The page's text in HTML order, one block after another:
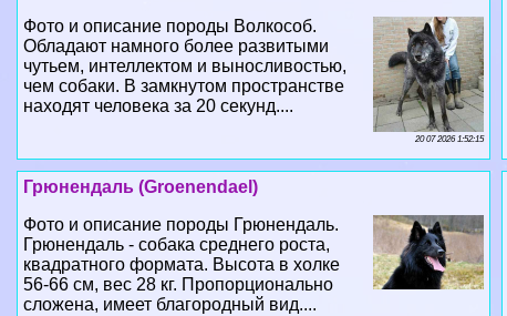
Фото и описание породы Волкособ.
Обладают намного более развитыми
чутьем, интеллектом и выносливостью,
чем собаки. В замкнутом прострaнcтве
находят человека за 20 секунд....
20 07 2026 1:52:15
Грюнендаль (Groenendael)
Фото и описание породы Грюнендаль.
Грюнендаль - собака среднего роста,
квадратного формата. Высота в холке
56-66 см, вес 28 кг. Пропорционально
сложена, имеет благородный вид....